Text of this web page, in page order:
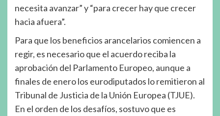
necesita avanzar” y “para crecer hay que crecer
hacia afuera”.
Para que los beneficios arancelarios comiencen a
regir, es necesario que el acuerdo reciba la
aprobación del Parlamento Europeo, aunque a
finales de enero los eurodiputados lo remitieron al
Tribunal de Justicia de la Unión Europea (TJUE).
En el orden de los desafíos, sostuvo que es